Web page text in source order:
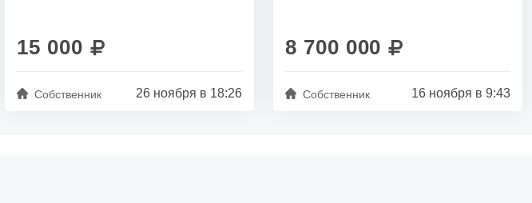
15 000
Собственник 26 ноября в 18:26
8 700 000
Собственник 16 ноября в 9:43